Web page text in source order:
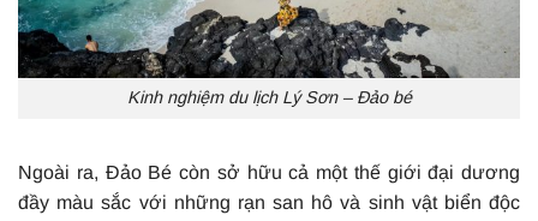
Kinh nghiệm du lịch Lý Sơn – Đảo bé
Ngoài ra, Đảo Bé còn sở hữu cả một thế giới đại dương
đầy màu sắc với những rạn san hô và sinh vật biển độc